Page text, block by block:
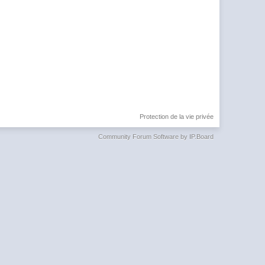
Protection de la vie privée
Community Forum Software by IP.Board